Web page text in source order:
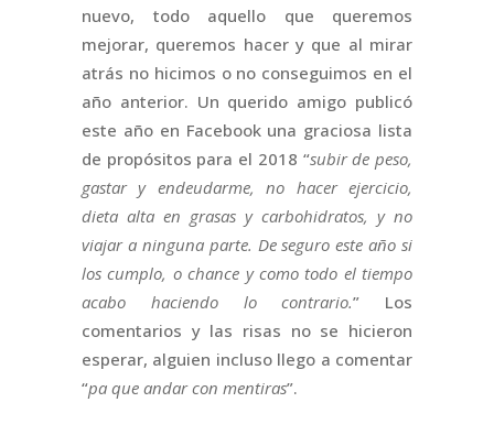
nuevo, todo aquello que queremos
mejorar, queremos hacer y que al mirar
atrás no hicimos o no conseguimos en el
año anterior. Un querido amigo publicó
este año en Facebook una graciosa lista
de propósitos para el 2018 “subir de peso,
gastar y endeudarme, no hacer ejercicio,
dieta alta en grasas y carbohidratos, y no
viajar a ninguna parte. De seguro este año si
los cumplo, o chance y como todo el tiempo
acabo haciendo lo contrario.” Los
comentarios y las risas no se hicieron
esperar, alguien incluso llego a comentar
“pa que andar con mentiras”.